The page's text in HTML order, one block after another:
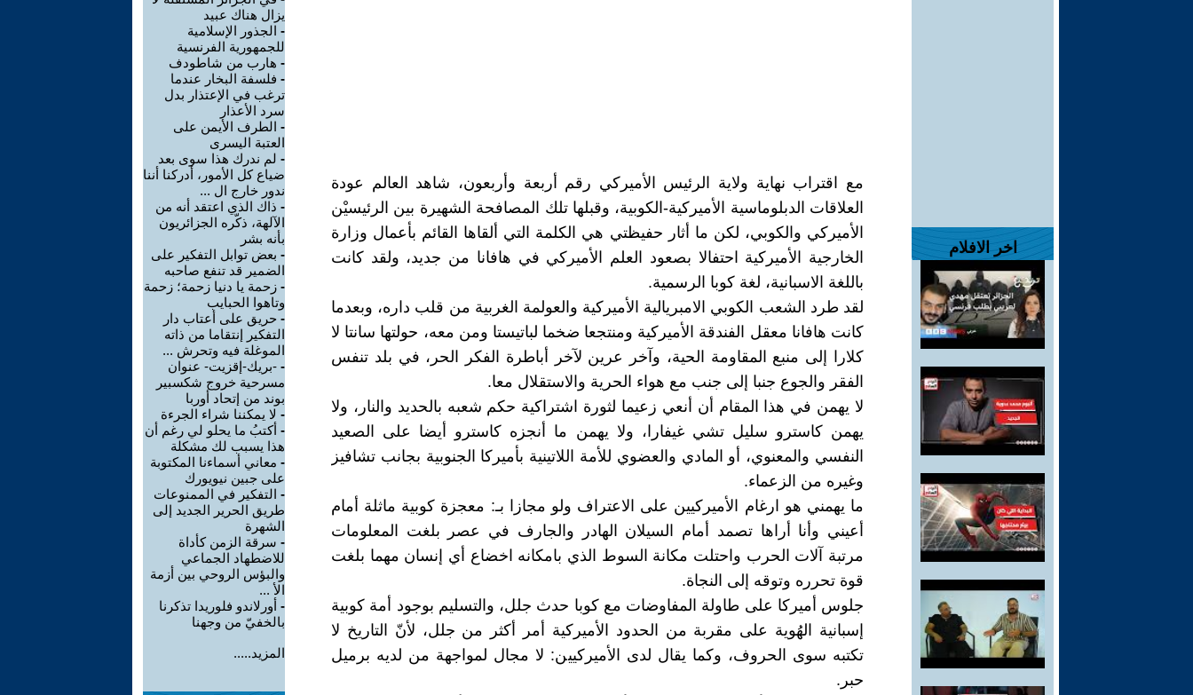
اخر الافلام
مع اقتراب نهاية ولاية الرئيس الأميركي رقم أربعة وأربعون، شاهد العالم عودة
العلاقات الدبلوماسية الأميركية-الكوبية، وقبلها تلك المصافحة الشهيرة بين الرئيسيْن
الأميركي والكوبي، لكن ما أثار حفيظتي هي الكلمة التي ألقاها القائم بأعمال وزارة
الخارجية الأميركية احتفالا بصعود العلم الأميركي في هافانا من جديد، ولقد كانت
باللغة الاسبانية، لغة كوبا الرسمية.
لقد طرد الشعب الكوبي الامبريالية الأميركية والعولمة الغربية من قلب داره، وبعدما
كانت هافانا معقل الفندقة الأميركية ومنتجعا ضخما لباتيستا ومن معه، حولتها سانتا لا
كلارا إلى منبع المقاومة الحية، وآخر عرين لآخر أباطرة الفكر الحر، في بلد تنفس
الفقر والجوع جنبا إلى جنب مع هواء الحرية والاستقلال معا.
لا يهمن في هذا المقام أن أنعي زعيما لثورة اشتراكية حكم شعبه بالحديد والنار، ولا
يهمن كاسترو سليل تشي غيفارا، ولا يهمن ما أنجزه كاسترو أيضا على الصعيد
النفسي والمعنوي، أو المادي والعضوي للأمة اللاتينية بأميركا الجنوبية بجانب تشافيز
وغيره من الزعماء.
ما يهمني هو ارغام الأميركيين على الاعتراف ولو مجازا بـ: معجزة كوبية ماثلة أمام
أعيني وأنا أراها تصمد أمام السيلان الهادر والجارف في عصر بلغت المعلومات
مرتبة آلات الحرب واحتلت مكانة السوط الذي بامكانه اخضاع أي إنسان مهما بلغت
قوة تحرره وتوقه إلى النجاة.
جلوس أميركا على طاولة المفاوضات مع كوبا حدث جلل، والتسليم بوجود أمة كوبية
إسبانية الهُوية على مقربة من الحدود الأميركية أمر أكثر من جلل، لأنّ التاريخ لا
تكتبه سوى الحروف، وكما يقال لدى الأميركيين: لا مجال لمواجهة من لديه برميل
حبر.
يزال هناك عبيد
- الجذور الإسلامية
للجمهورية الفرنسية
- هارب من شاطودف
- فلسفة البخار عندما
ترغب في الإعتذار بدل
سرد الأعذار
- الطرف الأيمن على
العتبة اليسرى
- لم ندرك هذا سوى بعد
ضياع كل الأمور، أدركنا أننا
ندور خارج ال ...
- ذاك الذي اعتقد أنه من
الآلهة، ذكّره الجزائريون
بأنه بشر
- بعض توابل التفكير على
الضمير قد تنفع صاحبه
- زحمة يا دنيا زحمة؛ زحمة
وتاهوا الحبايب
- حريق على أعتاب دار
التفكير إنتقاما من ذاته
الموغلة فيه وتحرش ...
- -بريك-إقزيت- عنوان
مسرحية خروج شكسبير
بوند من إتحاد أوربا
- لا يمكننا شراء الجرءة
- أكتبُ ما يحلو لي رغم أن
هذا يسبب لك مشكلة
- معاني أسماءنا المكتوبة
على جبين نيويورك
- التفكير في الممنوعات
طريق الحرير الجديد إلى
الشهرة
- سرقة الزمن كأداة
للاضطهاد الجماعي
والبؤس الروحي بين أزمة
الأ ...
- أورلاندو فلوريدا تذكرنا
بالخفيّ من وجهنا
المزيد.....